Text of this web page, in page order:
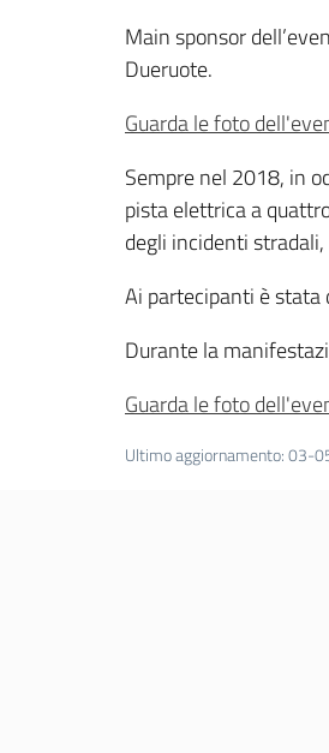
Main sponsor
Dueruote.
Guarda le foto
Sempre nel 2018, in
pista elettrica a
degli incidenti
Ai partecipanti è stata
Durante la
Guarda le foto
Ultimo aggiornamento:03-